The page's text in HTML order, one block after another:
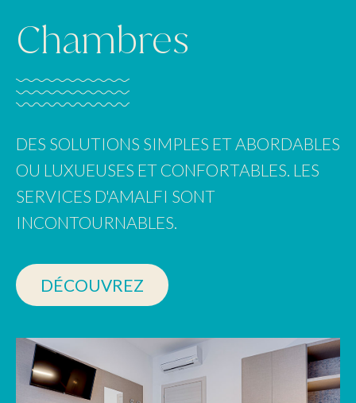
Chambres
DES SOLUTIONS SIMPLES ET ABORDABLES
OU LUXUEUSES ET CONFORTABLES. LES
SERVICES D'AMALFI SONT
INCONTOURNABLES.
DÉCOUVREZ